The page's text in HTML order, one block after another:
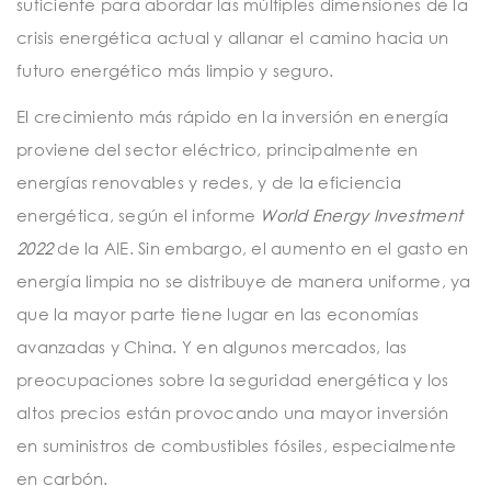
suficiente para abordar las múltiples dimensiones de la
crisis energética actual y allanar el camino hacia un
futuro energético más limpio y seguro.
El crecimiento más rápido en la inversión en energía
proviene del sector eléctrico, principalmente en
energías renovables y redes, y de la eficiencia
energética, según el informe World Energy Investment
2022de la AIE. Sin embargo, el aumento en el gasto en
energía limpia no se distribuye de manera uniforme, ya
que la mayor parte tiene lugar en las economías
avanzadas y China. Y en algunos mercados, las
preocupaciones sobre la seguridad energética y los
altos precios están provocando una mayor inversión
en suministros de combustibles fósiles, especialmente
en carbón.